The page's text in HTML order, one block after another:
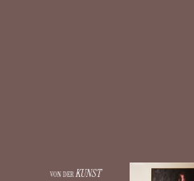
VON DERKUNST